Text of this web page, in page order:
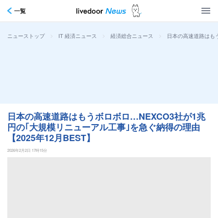
一覧
ニューストップ > IT 経済ニュース > 経済総合ニュース > 日本の高速道路は
日本の高速道路はもうボロボロ…NEXCO3社が1兆
円の｢大規模リニューアル工事｣を急ぐ納得の理由
【2025年12月BEST】
2026年2月2日 17時15分